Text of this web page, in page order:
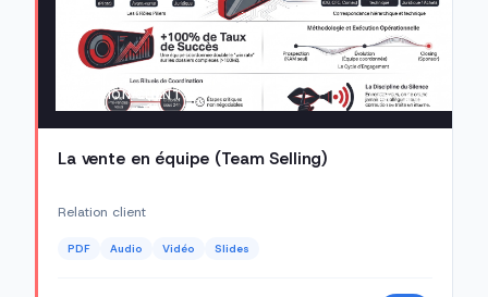
RELATION CLIENT RC 4.05
La vente en équipe (Team Selling)
Relation client
PDF Audio Vidéo Slides